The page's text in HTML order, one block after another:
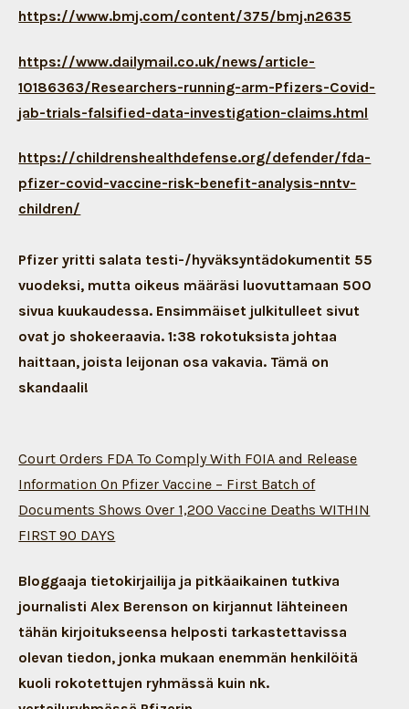
https://www.bmj.com/content/375/bmj.n2635
https://www.dailymail.co.uk/news/article-
10186363/Researchers-running-arm-Pfizers-Covid-
jab-trials-falsified-data-investigation-claims.html
https://childrenshealthdefense.org/defender/fda-
pfizer-covid-vaccine-risk-benefit-analysis-nntv-
children/
Pfizer yritti salata testi-/hyväksyntädokumentit 55
vuodeksi, mutta oikeus määräsi luovuttamaan 500
sivua kuukaudessa. Ensimmäiset julkitulleet sivut
ovat jo shokeeraavia. 1:38 rokotuksista johtaa
haittaan, joista leijonan osa vakavia. Tämä on
skandaali!
Court Orders FDA To Comply With FOIA and Release
Information On Pfizer Vaccine – First Batch of
Documents Shows Over 1,200 Vaccine Deaths WITHIN
FIRST 90 DAYS
Bloggaaja tietokirjailija ja pitkäaikainen tutkiva
journalisti Alex Berenson on kirjannut lähteineen
tähän kirjoitukseensa helposti tarkastettavissa
olevan tiedon, jonka mukaan enemmän henkilöitä
kuoli rokotettujen ryhmässä kuin nk.